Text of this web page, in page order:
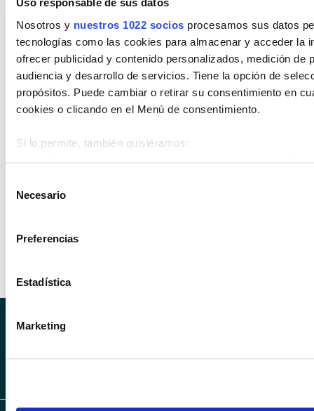
Uso responsable de sus datos
Nosotros y nuestros 1022 socios procesamos sus datos
tecnologías como las cookies para almacenar y acceder la
ofrecer publicidad y contenido personalizados, medición de
audiencia y desarrollo de servicios. Tiene la opción de
propósitos. Puede cambiar o retirar su consentimiento en
cookies o clicando en el Menú de consentimiento.
Si lo permite, también quisiéramos:
Identificar su dispositivo analizándolo activamente
Obtenga más información sobre cómo se procesan sus
web con nuestros partners de redes sociales, publicidad y
Necesario
Preferencias
Estadística
Marketing
Diésel Eléctrico Gasolina
Híbrido (Diesel)
Híbrido (Gasolina)
Híbrido enchufable
Cambio
Encuentra tu vehículo por cambios
Automático Manual
Encuentra tu vehículo entre nuestros